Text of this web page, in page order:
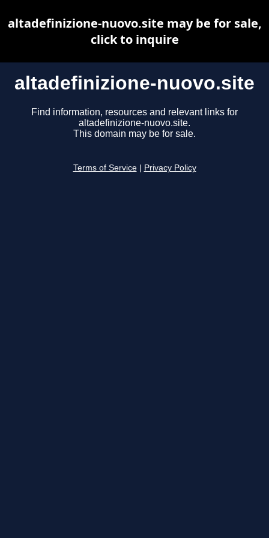
altadefinizione-nuovo.site
Find information, resources and relevant links for
altadefinizione-nuovo.site.
This domain may be for sale.
Terms of Service Privacy Policy
altadefinizione-nuovo.site may be for sale,
click to inquire